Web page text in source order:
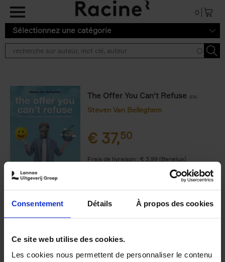
Consentement Détails À propos des cookies
Ce site web utilise des cookies.
Les cookies nous permettent de personnaliser le contenu
Aller au contenu principal
0
Sélectionnez une catégorie
The Offer You Can't Refuse (EN)
Steven Van Belleghem
€ 37,50
Frais de livraison : € 3,99 (Benelux)
Livraison en 1 à 2 jours ouvrables
9789401470353.PDF